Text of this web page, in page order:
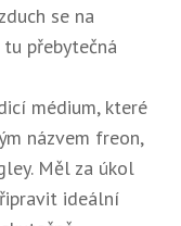
se na
přebytečná
médium, které
názvem freon,
Měl za úkol
ideální